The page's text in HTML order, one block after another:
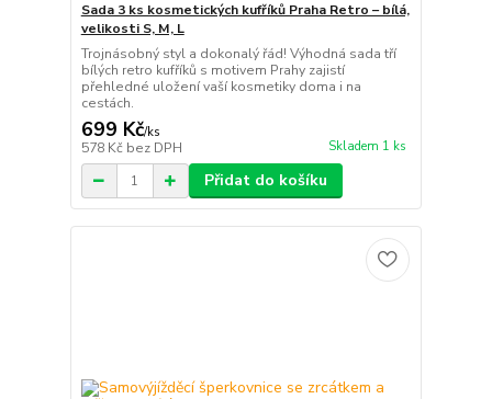
Sada 3 ks kosmetických kufříků Praha Retro – bílá,
velikosti S, M, L
Trojnásobný styl a dokonalý řád! Výhodná sada tří
bílých retro kufříků s motivem Prahy zajistí
přehledné uložení vaší kosmetiky doma i na
cestách.
699 Kč/ks
578 Kč bez DPH Skladem 1 ks
Přidat do košíku